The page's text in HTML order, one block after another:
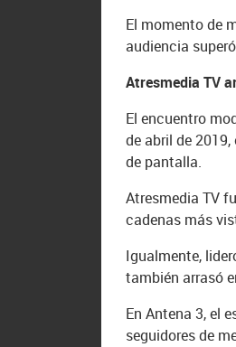
El momento de
audiencia
Atresmedia TV
El encuentro
de abril de
de pantalla.
Atresmedia TV
cadenas más
Igualmente,
también arrasó
En Antena 3, el
seguidores de